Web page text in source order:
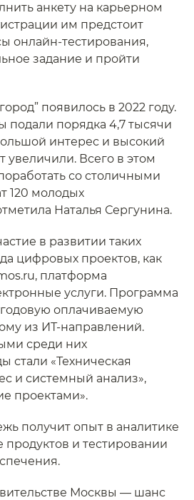
анкету на карьерном
им предстоит
онлайн-тестирования,
задание и пройти
появилось в 2022 году.
подали порядка 4,7 тысячи
интерес и высокий
увеличили. Всего в этом
со столичными
120 молодых
Наталья Сергунина.
в развитии таких
цифровых проектов, как
платформа
услуги. Программа
оплачиваемую
из ИТ-направлений.
среди них
стали «Техническая
и системный анализ»,
проектами».
получит опыт в аналитике
продуктов и тестировании
Москвы — шанс